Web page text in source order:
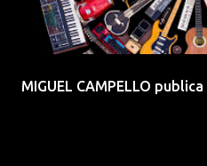
MIGUEL CAMPELLO